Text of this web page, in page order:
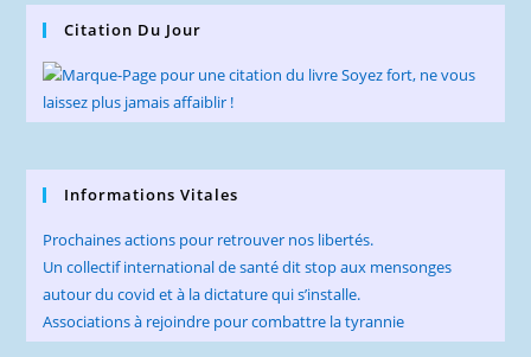
Citation Du Jour
Informations Vitales
Prochaines actions pour retrouver nos libertés.
Un collectif international de santé dit stop aux mensonges
autour du covid et à la dictature qui s’installe.
Associations à rejoindre pour combattre la tyrannie